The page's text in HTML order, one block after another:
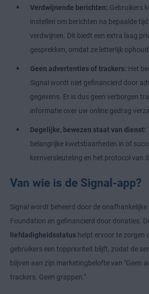
Verdwijnende berichten: Gebruikers
instellen om berichten na bepaalde
verdwijnen. Dit biedt een extra laag
gesprekken, omdat ze letterlijk
Geen advertenties of trackers: Het
Signal wordt niet gefinancierd door
gegevens. Er is dus geen verborgen
informatie over uw online gedrag
Degelijke, bewezen staat van dienst:
belangrijke kwetsbaarheden in of
kernversleuteling en het protocol van
Van wie is de Signal-app?
Signal wordt beheerd door de onafhankelijke
Foundation en gefinancierd door donaties.
liefdadigheidsstatus helpt ervoor te zorgen
gebruikers een topprioriteit blijft, zodat de
blijven aan zijn marketingbelofte van "Geen
trackers. Geen grappen."